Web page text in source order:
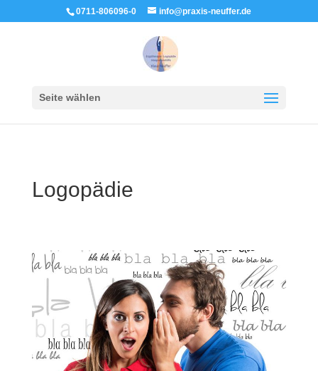
0711-806096-0 info@praxis-neuffer.de
Seite wählen
Logopädie